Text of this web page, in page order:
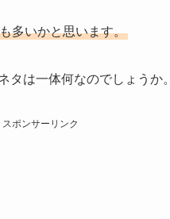
多いかと思います。
タは一体何なのでしょうか。
スポンサーリンク